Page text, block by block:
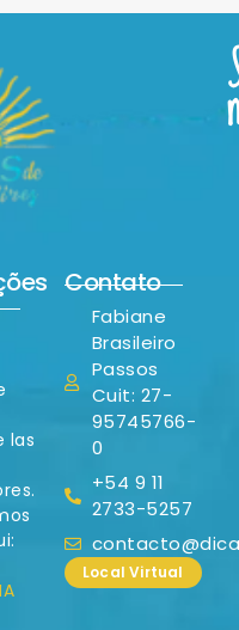
las
Contato
Fabiane
Brasileiro
Passos
Cuit: 27-
95745766-
0
+54 9 11
2733-5257
Local Virtual